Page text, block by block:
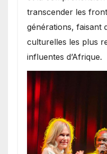
transcender les
générations, faisant
culturelles les plus
influentes d’Afrique.